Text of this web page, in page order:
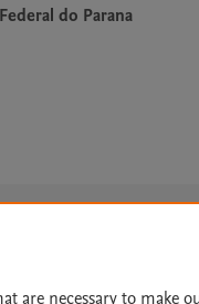
do Parana
are necessary to make